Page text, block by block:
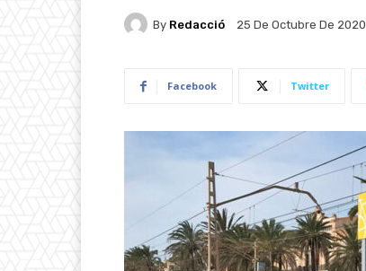
By Redacció 25 De Octubre De 2020
Facebook Twitter